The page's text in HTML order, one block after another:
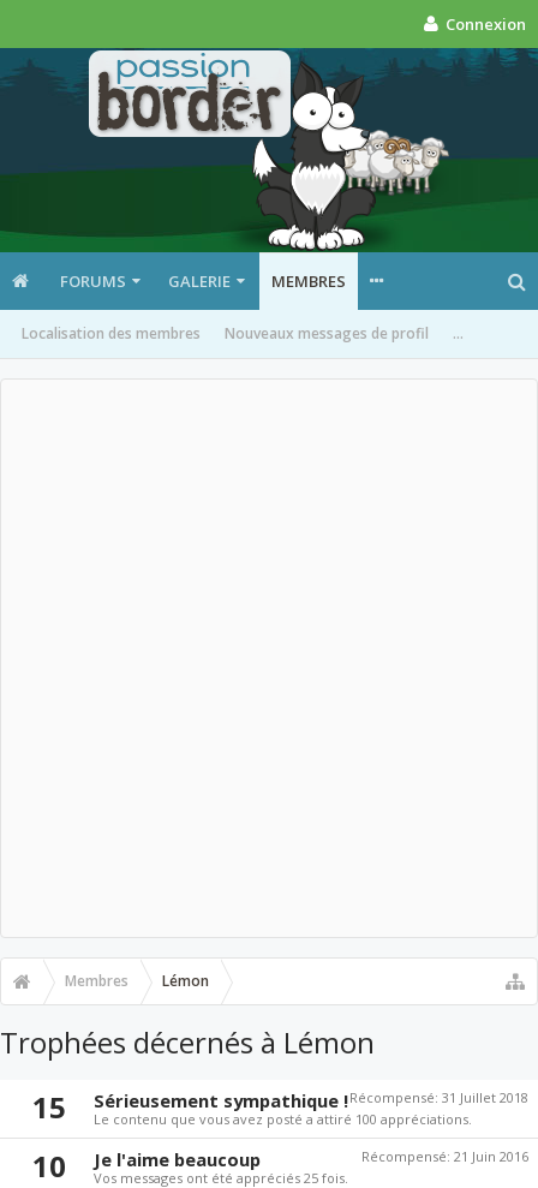
Connexion
FORUMS GALERIE MEMBRES
Localisation des membres Nouveaux messages de profil ...
Membres Lémon
Trophées décernés à Lémon
15
Récompensé: 31 Juillet 2018
Sérieusement sympathique !
Le contenu que vous avez posté a attiré 100 appréciations.
10 Récompensé: 21 Juin 2016
Je l'aime beaucoup
Vos messages ont été appréciés 25 fois.